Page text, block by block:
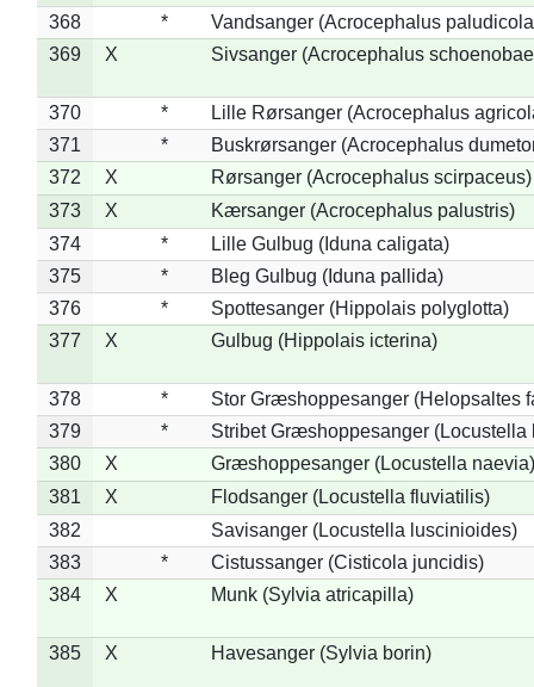
368
*
Vandsanger (Acrocephalus
369
X Sivsanger (Acrocephalus
370 *
Lille Rørsanger (Acrocephalus
371
*
Buskrørsanger (Acrocephalus
372
X
Rørsanger (Acrocephalus scirpaceus)
373
X
Kærsanger (Acrocephalus palustris)
374
*
Lille Gulbug (Iduna caligata)
375
*
Bleg Gulbug (Iduna pallida)
376
*
Spottesanger (Hippolais polyglotta)
377
X Gulbug (Hippolais icterina)
378 *
Stor Græshoppesanger (Helopsaltes
379
*
Stribet Græshoppesanger (Locustella
380
X
Græshoppesanger (Locustella naevia)
381
X
Flodsanger (Locustella fluviatilis)
382
Savisanger (Locustella luscinioides)
383
*
Cistussanger (Cisticola juncidis)
384
X Munk (Sylvia atricapilla)
385 X Havesanger (Sylvia borin)